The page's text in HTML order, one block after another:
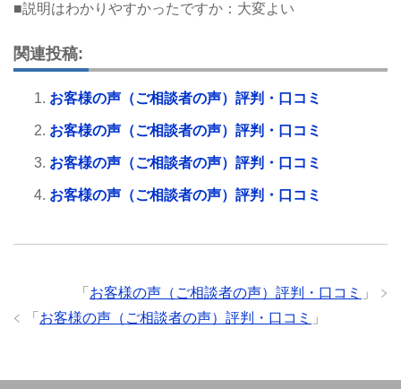
■説明はわかりやすかったですか：大変よい
関連投稿:
お客様の声（ご相談者の声）評判・口コミ
お客様の声（ご相談者の声）評判・口コミ
お客様の声（ご相談者の声）評判・口コミ
お客様の声（ご相談者の声）評判・口コミ
「 お客様の声（ご相談者の声）評判・口コミ
」
「 お客様の声（ご相談者の声）評判・口コミ 」